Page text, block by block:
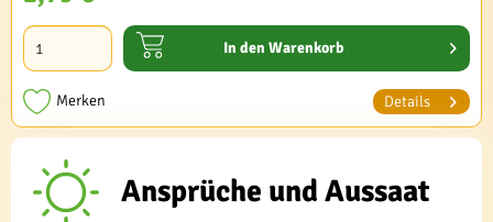
In den Warenkorb
Merken Details
Ansprüche und Aussaat